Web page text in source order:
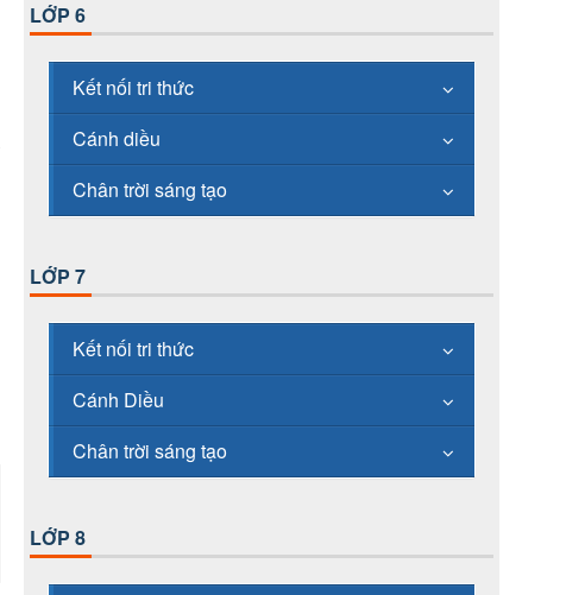
LỚP 6
Kết nối tri thức
Cánh diều
Chân trời sáng tạo
LỚP 7
Kết nối tri thức
Cánh Diều
Chân trời sáng tạo
LỚP 8